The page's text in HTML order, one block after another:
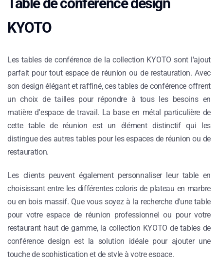
KYOTO
Les tables de conférence de la collection KYOTO sont l'ajout
parfait pour tout espace de réunion ou de restauration. Avec
son design élégant et raffiné, ces tables de conférence offrent
un choix de tailles pour répondre à tous les besoins en
matière d'espace de travail. La base en métal particulière de
cette table de réunion est un élément distinctif qui les
distingue des autres tables pour les espaces de réunion ou de
restauration.
Les clients peuvent également personnaliser leur table en
choisissant entre les différentes coloris de plateau en marbre
ou en bois massif. Que vous soyez à la recherche d'une table
pour votre espace de réunion professionnel ou pour votre
restaurant haut de gamme, la collection KYOTO de tables de
conférence design est la solution idéale pour ajouter une
touche de sophistication et de style à votre espace.